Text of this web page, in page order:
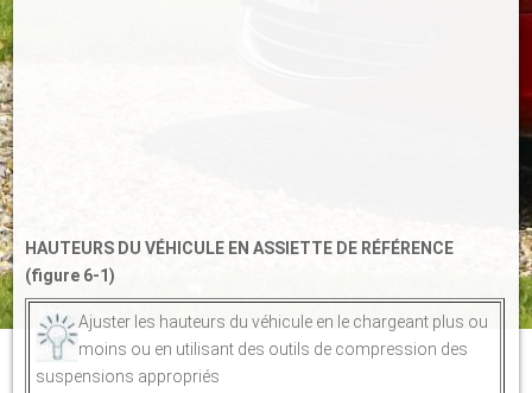
HAUTEURS DU VÉHICULE EN ASSIETTE DE RÉFÉRENCE
(figure 6-1)
Ajuster les hauteurs du véhicule en le chargeant plus ou
moins ou en utilisant des outils de compression des
suspensions appropriés